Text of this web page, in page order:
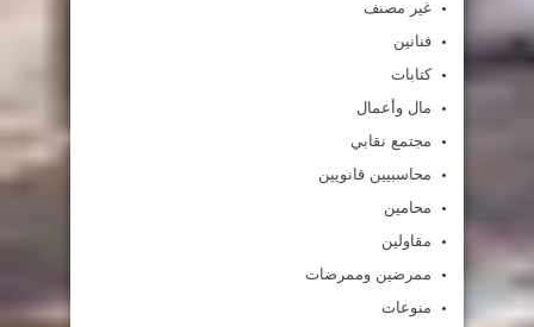
غير مصنف
فنانين
كتابات
مال وأعمال
مجتمع نقابي
محاسبيين قانويين
محامين
مقاولين
ممرضين وممرضات
منوعات